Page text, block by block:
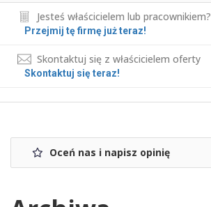
Jesteś właścicielem lub pracownikiem?
Przejmij tę firmę już teraz!
Skontaktuj się z właścicielem oferty
Skontaktuj się teraz!
Oceń nas i napisz opinię